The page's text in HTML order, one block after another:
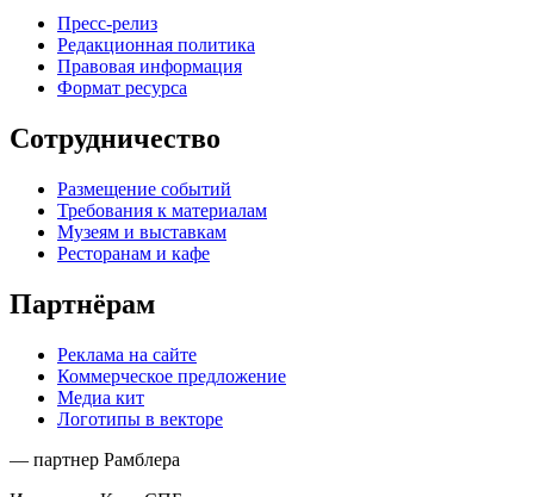
Пресс-релиз
Редакционная политика
Правовая информация
Формат ресурса
Сотрудничество
Размещение событий
Требования к материалам
Музеям и выставкам
Ресторанам и кафе
Партнёрам
Реклама на сайте
Коммерческое предложение
Медиа кит
Логотипы в векторе
— партнер Рамблера